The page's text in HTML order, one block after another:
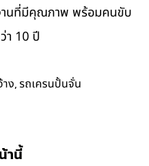
นที่มีคุณภาพ พร้อมคนขับ
า 10 ปี
ง,รถเครนปั้นจั่น
านี้